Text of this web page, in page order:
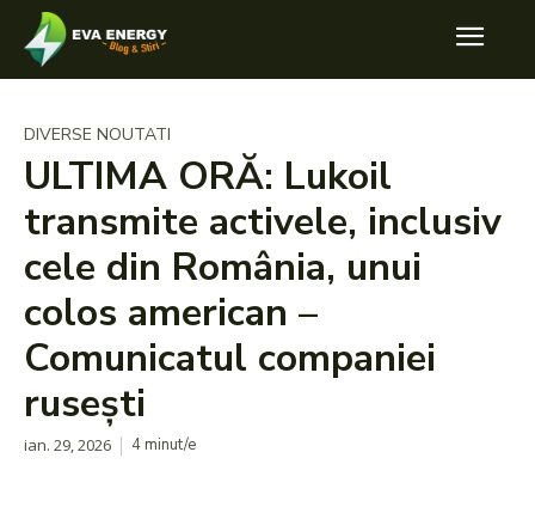
DIVERSE NOUTATI
ULTIMA ORĂ: Lukoil
transmite activele, inclusiv
cele din România, unui
colos american –
Comunicatul companiei
rusești
ian. 29, 2026 4minut/e